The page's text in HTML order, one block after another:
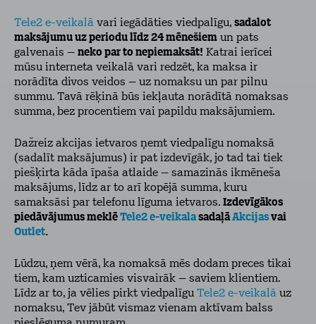
Tele2 e-veikalā vari iegādāties viedpalīgu, sadalot
maksājumu uz periodu līdz 24 mēnešiem un pats
galvenais – neko par to nepiemaksāt! Katrai ierīcei
mūsu interneta veikalā vari redzēt, ka maksa ir
norādīta divos veidos – uz nomaksu un par pilnu
summu. Tavā rēķinā būs iekļauta norādītā nomaksas
summa, bez procentiem vai papildu maksājumiem.
Dažreiz akcijas ietvaros ņemt viedpalīgu nomaksā
(sadalīt maksājumus) ir pat izdevīgāk, jo tad tai tiek
piešķirta kāda īpaša atlaide – samazinās ikmēneša
maksājums, līdz ar to arī kopējā summa, kuru
samaksāsi par telefonu līguma ietvaros. Izdevīgākos
piedāvājumus meklēTele2 e-veikalasadaļāAkcijasvai
Outlet.
Lūdzu, ņem vērā, ka nomaksā mēs dodam preces tikai
tiem, kam uzticamies visvairāk – saviem klientiem.
Līdz ar to, ja vēlies pirkt viedpalīgu Tele2 e-veikalā uz
nomaksu, Tev jābūt vismaz vienam aktīvam balss